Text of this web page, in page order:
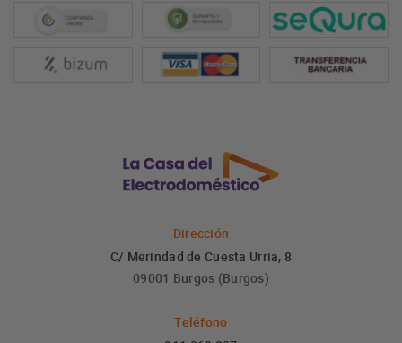
Dirección
C/ Merindad de Cuesta Urria, 8
09001 Burgos (Burgos)
Teléfono